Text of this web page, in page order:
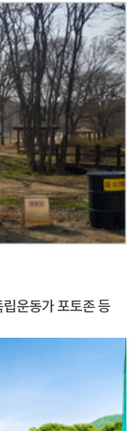
운동가 포토존 등